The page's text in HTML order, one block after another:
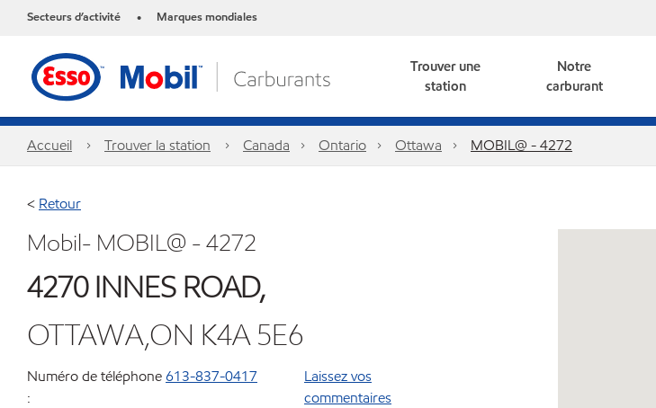
Secteurs d’activité • Marques mondiales
Trouver une
station
Notre
carburant
Accueil Trouver la station Canada Ontario Ottawa MOBIL@ - 4272
< Retour
Mobil- MOBIL@ - 4272
4270 INNES ROAD,
OTTAWA,ON K4A 5E6
Numéro de téléphone
:
613-837-0417
Laissez vos
commentaires